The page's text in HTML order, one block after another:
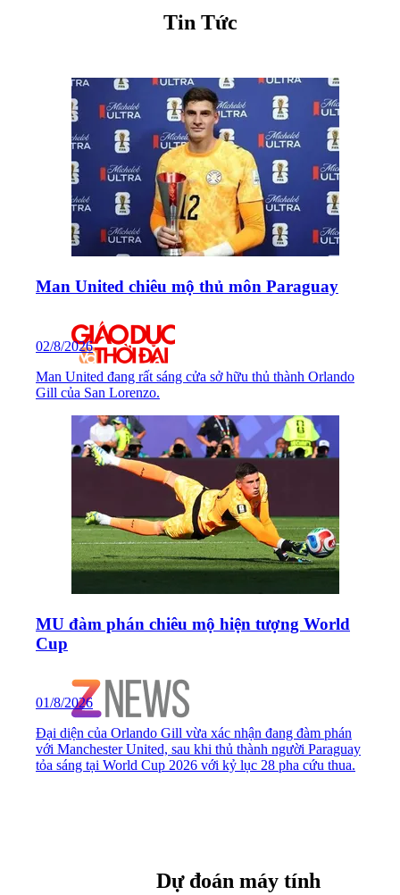
12 Ramírez
Gonzalo Valle
Yaimar Medina
09 Yeboah
Tin Tức
Man United chiêu mộ thủ môn Paraguay
02/8/2026
Man United đang rất sáng cửa sở hữu thủ thành Orlando
Gill của San Lorenzo.
MU đàm phán chiêu mộ hiện tượng World
Cup
01/8/2026
Đại diện của Orlando Gill vừa xác nhận đang đàm phán
với Manchester United, sau khi thủ thành người Paraguay
tỏa sáng tại World Cup 2026 với kỷ lục 28 pha cứu thua.
Dự đoán máy tính